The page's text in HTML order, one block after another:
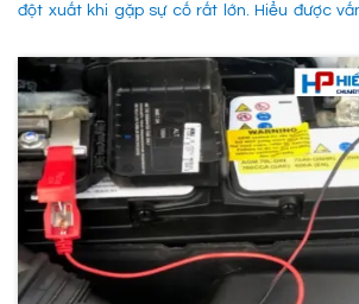
đột xuất khi gặp sự cố rất lớn. Hiểu được
Hữu Quận 9 một cách nhanh chóng,
mọi hoạt động của các phương tiên giao
đoạn. 1. Dịch vụ thay ắc quy tận nơi tại Phường Phú Hữu Quận 9
nhanh chóng, uy tín